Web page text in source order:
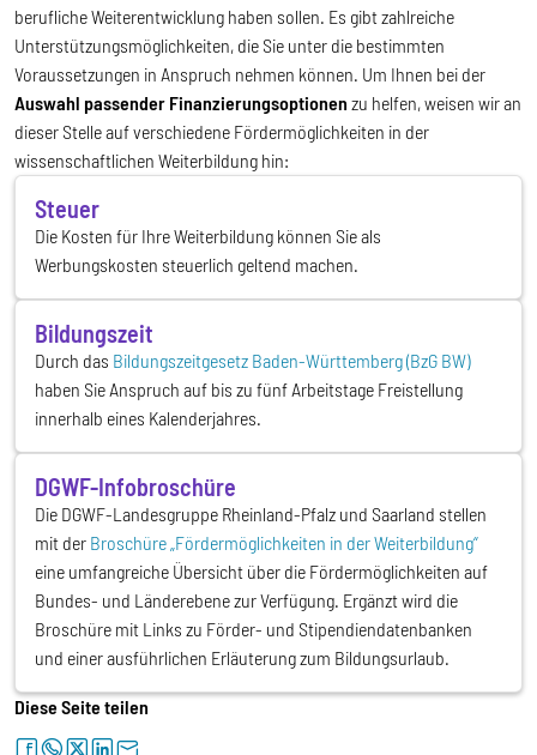
berufliche Weiterentwicklung haben sollen. Es gibt zahlreiche
Unterstützungsmöglichkeiten, die Sie unter die bestimmten
Voraussetzungen in Anspruch nehmen können. Um Ihnen bei der
Auswahl passender Finanzierungsoptionen zu helfen, weisen wir an
dieser Stelle auf verschiedene Fördermöglichkeiten in der
wissenschaftlichen Weiterbildung hin:
Steuer
Die Kosten für Ihre Weiterbildung können Sie als
Werbungskosten steuerlich geltend machen.
Bildungszeit
Durch das Bildungszeitgesetz Baden-Württemberg (BzG BW)
haben Sie Anspruch auf bis zu fünf Arbeitstage Freistellung
innerhalb eines Kalenderjahres.
DGWF-Infobroschüre
Die DGWF-Landesgruppe Rheinland-Pfalz und Saarland stellen
mit der Broschüre „Fördermöglichkeiten in der Weiterbildung“
eine umfangreiche Übersicht über die Fördermöglichkeiten auf
Bundes- und Länderebene zur Verfügung. Ergänzt wird die
Broschüre mit Links zu Förder- und Stipendiendatenbanken
und einer ausführlichen Erläuterung zum Bildungsurlaub.
Diese Seite teilen
facebookwhatsapptwitterlinkedinletter